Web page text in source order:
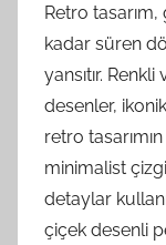
Retro
kadar süren
yansıtır.
desenler,
retro
minimalist
detaylar
çiçek desenli